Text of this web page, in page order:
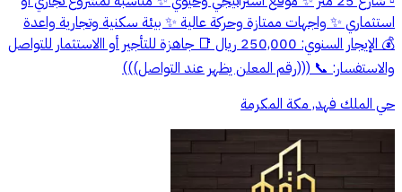
استثماري ✨ واجهات ممتازة وحركة عالية ✨ بيئة سكنية وتجارية واعدة
💰 الإيجار السنوي: 250,000 ريال 📑 جاهزة للتأجير أو االاستثمار للتواصل
والاستفسار: 📞 (((رقم المعلن يظهر عند التواصل)))
حي الملك فهد, مكة المكرمة